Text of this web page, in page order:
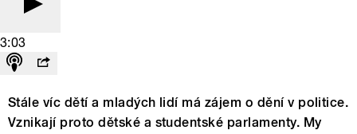
3:03
Stále víc dětí a mladých lidí má zájem o dění v politice.
Vznikají proto dětské a studentské parlamenty. My